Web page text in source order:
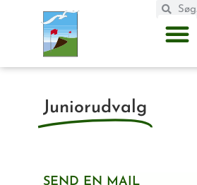
Juniorudvalg
SEND EN MAIL